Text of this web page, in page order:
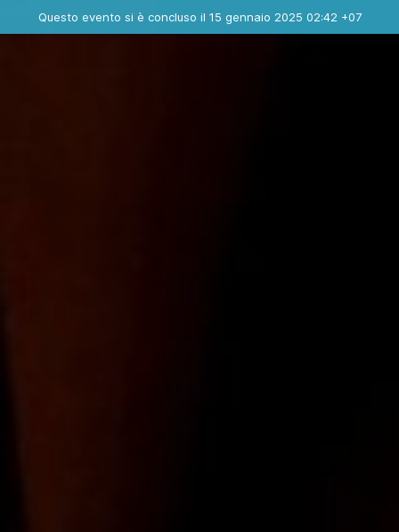
Questo evento si è concluso il 15 gennaio 2025 02:42 +07